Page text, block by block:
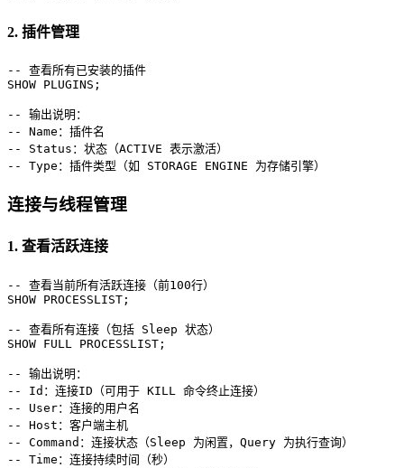
2. 插件管理
-- 查看所有已安装的插件
SHOW PLUGINS;
-- 输出说明：
-- Name：插件名
-- Status：状态（ACTIVE 表示激活）
-- Type：插件类型（如 STORAGE ENGINE 为存储引擎）
连接与线程管理
1. 查看活跃连接
-- 查看当前所有活跃连接（前100行）
SHOW PROCESSLIST;
-- 查看所有连接（包括 Sleep 状态）
SHOW FULL PROCESSLIST;
-- 输出说明：
-- Id：连接ID（可用于 KILL 命令终止连接）
-- User：连接的用户名
-- Host：客户端主机
-- Command：连接状态（Sleep 为闲置，Query 为执行查询）
-- Time：连接持续时间（秒）